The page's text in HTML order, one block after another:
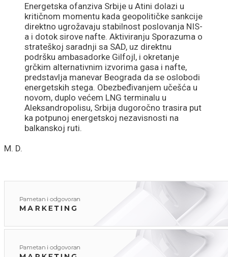
Energetska ofanziva Srbije u Atini dolazi u
kritičnom momentu kada geopolitičke sankcije
direktno ugrožavaju stabilnost poslovanja NIS-
a i dotok sirove nafte. Aktiviranju Sporazuma o
strateškoj saradnji sa SAD, uz direktnu
podršku ambasadorke Gilfojl, i okretanje
grčkim alternativnim izvorima gasa i nafte,
predstavlja manevar Beograda da se oslobodi
energetskih stega. Obezbeđivanjem učešća u
novom, duplo većem LNG terminalu u
Aleksandropolisu, Srbija dugoročno trasira put
ka potpunoj energetskoj nezavisnosti na
balkanskoj ruti.
M. D.